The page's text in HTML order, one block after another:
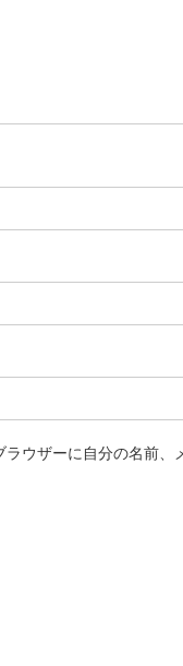
ウザーに自分の名前、